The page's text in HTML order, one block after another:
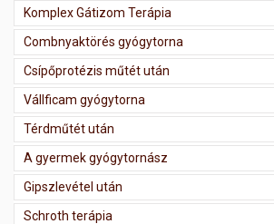
Komplex Gátizom Terápia
Combnyaktörés gyógytorna
Csípőprotézis műtét után
Vállficam gyógytorna
Térdműtét után
A gyermek gyógytornász
Gipszlevétel után
Schroth terápia